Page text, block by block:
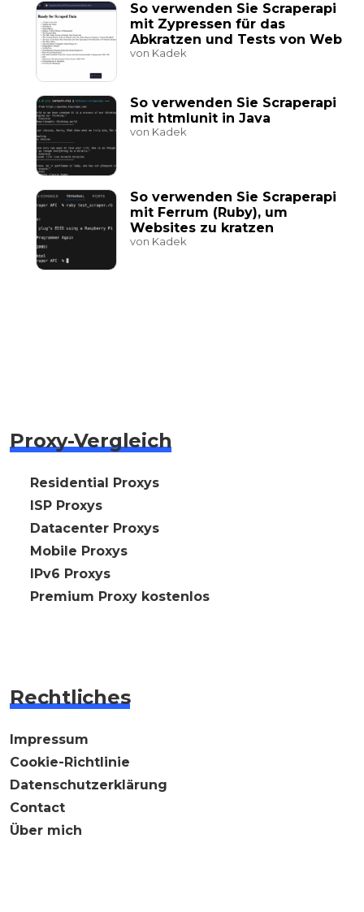
So verwenden Sie Scraperapi
mit Zypressen für das
Abkratzen und Tests von Web
von Kadek
So verwenden Sie Scraperapi
mit htmlunit in Java
von Kadek
So verwenden Sie Scraperapi
mit Ferrum (Ruby), um
Websites zu kratzen
von Kadek
Proxy-Vergleich
🇩🇪 Residential Proxys
🇩🇪 ISP Proxys
🇩🇪 Datacenter Proxys
🇩🇪 Mobile Proxys
🇩🇪 IPv6 Proxys
⭐ Premium Proxy kostenlos
Rechtliches
Impressum
Cookie-Richtlinie
Datenschutzerklärung
Contact
Über mich